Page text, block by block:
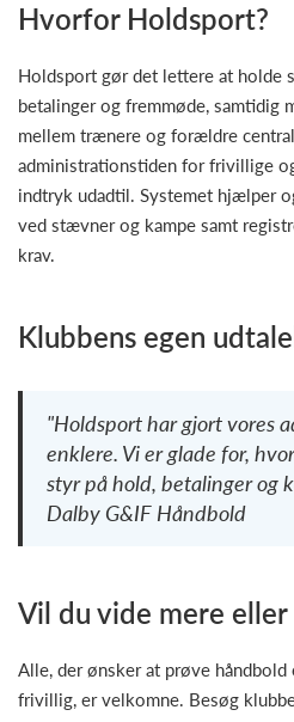
Hvorfor Holdsport?
Holdsport gør det lettere at holde
betalinger og fremmøde, samtidig
mellem trænere og forældre
administrationstiden for frivillige
indtryk udadtil. Systemet hjælper
ved stævner og kampe samt
krav.
Klubbens egen
"Holdsport har gjort vores
enklere. Vi er glade for,
styr på hold, betalinger og
Dalby G&IF Håndbold
Vil du vide mere
Alle, der ønsker at prøve
frivillig, er velkomne. Besøg